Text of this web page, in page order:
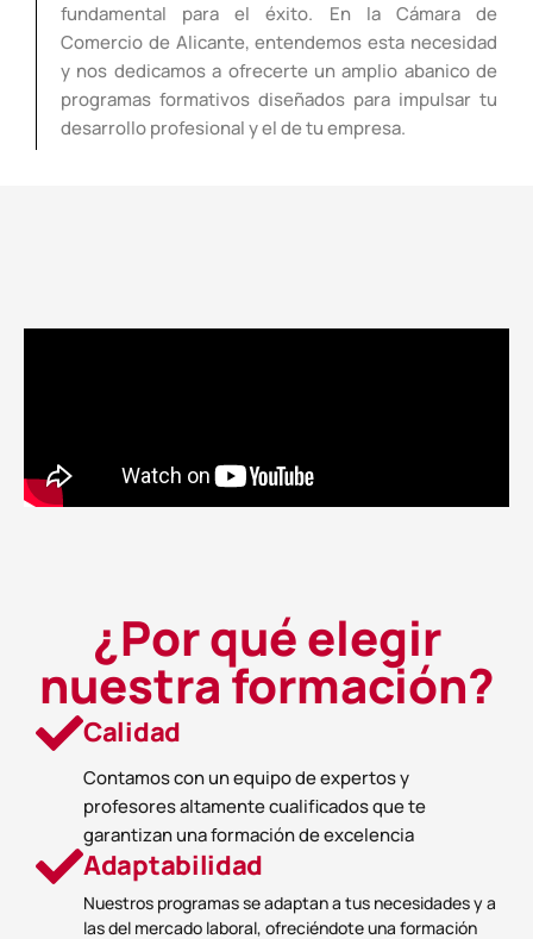
fundamental para el éxito. En la Cámara de
Comercio de Alicante, entendemos esta necesidad
y nos dedicamos a ofrecerte un amplio abanico de
programas formativos diseñados para impulsar tu
desarrollo profesional y el de tu empresa.
¿Por qué elegir
nuestra formación?
Calidad
Contamos con un equipo de expertos y
profesores altamente cualificados que te
garantizan una formación de excelencia
Adaptabilidad
Nuestros programas se adaptan a tus necesidades y a
las del mercado laboral, ofreciéndote una formación